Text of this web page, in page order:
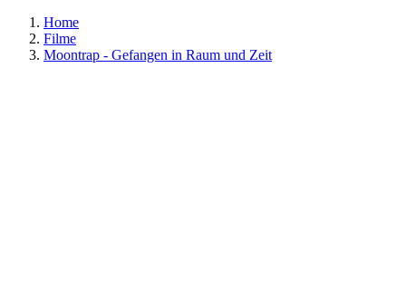
Home
Filme
Moontrap - Gefangen in Raum und Zeit